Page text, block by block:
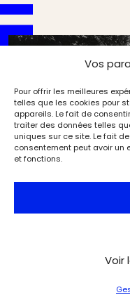
Vos
Pour offrir les meilleures
telles que les cookies pour
appareils. Le fait de
traiter des données telles
uniques sur ce site. Le fait
consentement peut avoir
et fonctions.
Voir
L’art et la matière à